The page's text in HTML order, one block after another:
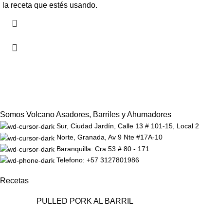
la receta que estés usando.
Somos Volcano Asadores, Barriles y Ahumadores
Sur, Ciudad Jardín, Calle 13 # 101-15, Local 2
Norte, Granada, Av 9 Nte #17A-10
Baranquilla: Cra 53 # 80 - 171
Telefono: +57 3127801986
Recetas
PULLED PORK AL BARRIL